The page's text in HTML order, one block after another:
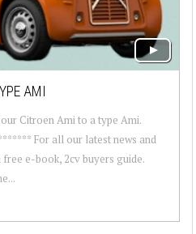
AMI
Citroen Ami to a type Ami.
For all our latest news and
e-book, 2cv buyers guide.